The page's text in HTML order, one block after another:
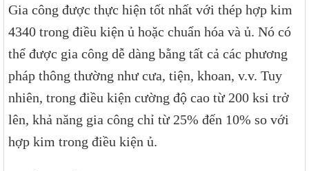
Gia công được thực hiện tốt nhất với thép hợp kim
4340 trong điều kiện ủ hoặc chuẩn hóa và ủ. Nó có
thể được gia công dễ dàng bằng tất cả các phương
pháp thông thường như cưa, tiện, khoan, v.v. Tuy
nhiên, trong điều kiện cường độ cao từ 200 ksi trở
lên, khả năng gia công chỉ từ 25% đến 10% so với
hợp kim trong điều kiện ủ.